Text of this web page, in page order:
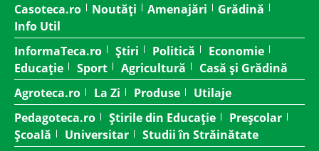
Casoteca.ro Noutăți Amenajări
Grădină
Info Util
InformaTeca.ro
Știri Politică
Economie
Educație
Sport Agricultură
Casă și Grădină
Agroteca.ro
La Zi Produse
Utilaje
Pedagoteca.ro
Știrile din Educație
Preșcolar
Școală
Universitar
Studii în Străinătate